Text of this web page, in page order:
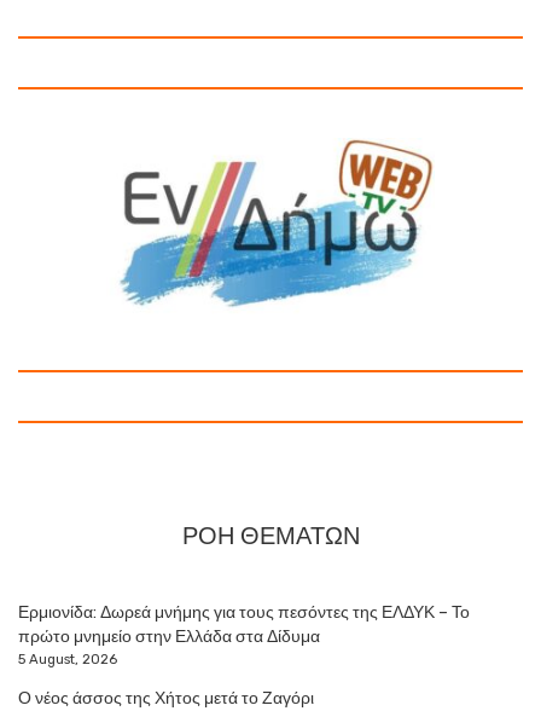
ΡΟΗ ΘΕΜΑΤΩΝ
Ερμιονίδα: Δωρεά μνήμης για τους πεσόντες της ΕΛΔΥΚ – Το
πρώτο μνημείο στην Ελλάδα στα Δίδυμα
5 August, 2026
Ο νέος άσσος της Χήτος μετά το Ζαγόρι